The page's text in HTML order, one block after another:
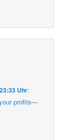
Uhr:
profits—